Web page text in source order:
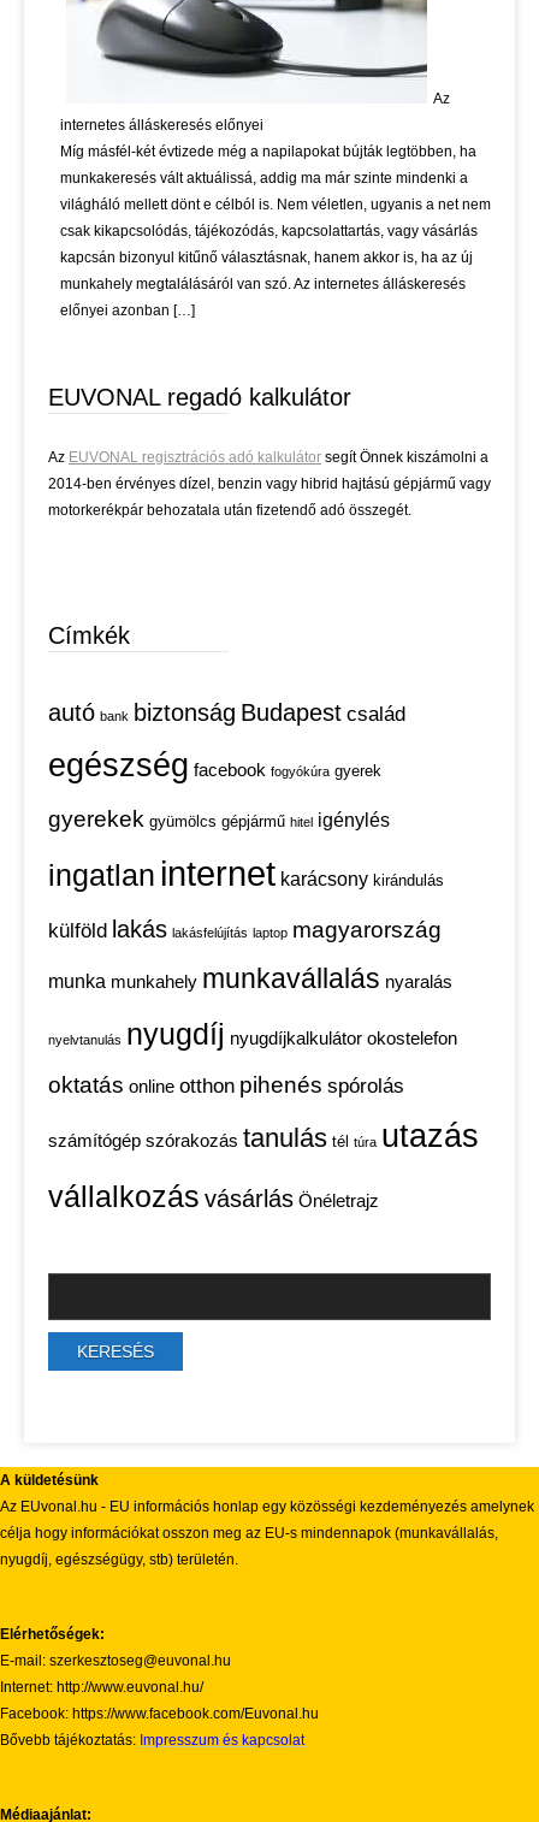
Az
internetes álláskeresés előnyei
Míg másfél-két évtizede még a napilapokat bújták legtöbben, ha
munkakeresés vált aktuálissá, addig ma már szinte mindenki a
világháló mellett dönt e célból is. Nem véletlen, ugyanis a net nem
csak kikapcsolódás, tájékozódás, kapcsolattartás, vagy vásárlás
kapcsán bizonyul kitűnő választásnak, hanem akkor is, ha az új
munkahely megtalálásáról van szó. Az internetes álláskeresés
előnyei azonban […]
EUVONAL regadó kalkulátor
Az EUVONAL regisztrációs adó kalkulátor segít Önnek kiszámolni a
2014-ben érvényes dízel, benzin vagy hibrid hajtású gépjármű vagy
motorkerékpár behozatala után fizetendő adó összegét.
Címkék
autó bank biztonság Budapest család
egészség facebook fogyókúra gyerek
gyerekek gyümölcs gépjármű hitel igénylés
ingatlan internet karácsony kirándulás
külföld lakás lakásfelújítás laptop magyarország
munka munkahely munkavállalás nyaralás
nyelvtanulás nyugdíj nyugdíjkalkulátor okostelefon
oktatás online otthon pihenés spórolás
számítógép szórakozás tanulás tél túra utazás
vállalkozás vásárlás Önéletrajz
A küldetésünk
Az EUvonal.hu - EU információs honlap egy közösségi kezdeményezés amelynek
célja hogy információkat osszon meg az EU-s mindennapok (munkavállalás,
nyugdíj, egészségügy, stb) területén.
Elérhetőségek:
E-mail: szerkesztoseg@euvonal.hu
Internet: http://www.euvonal.hu/
Facebook: https://www.facebook.com/Euvonal.hu
Bővebb tájékoztatás: Impresszum és kapcsolat
Médiaajánlat: